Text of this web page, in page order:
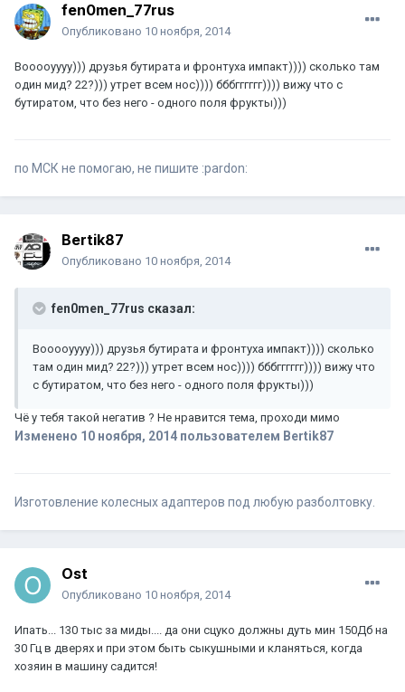
fen0men_77rus
Опубликовано 10 ноября, 2014
Вооооуууу))) друзья бутирата и фронтуха импакт)))) сколько там
один мид? 22?))) утрет всем нос)))) бббгггггг)))) вижу что с
бутиратом, что без него - одного поля фрукты)))
по МСК не помогаю, не пишите :pardon:
Bertik87
Опубликовано 10 ноября, 2014
fen0men_77rus сказал:
Вооооуууу))) друзья бутирата и фронтуха импакт)))) сколько
там один мид? 22?))) утрет всем нос)))) бббгггггг)))) вижу что
с бутиратом, что без него - одного поля фрукты)))
Чё у тебя такой негатив ? Не нравится тема, проходи мимо
Изменено 10 ноября, 2014 пользователем Bertik87
Изготовление колесных адаптеров под любую разболтовку.
Ost
Опубликовано 10 ноября, 2014
Ипать... 130 тыс за миды.... да они сцуко должны дуть мин 150Дб на
30 Гц в дверях и при этом быть сыкушными и кланяться, когда
хозяин в машину садится!